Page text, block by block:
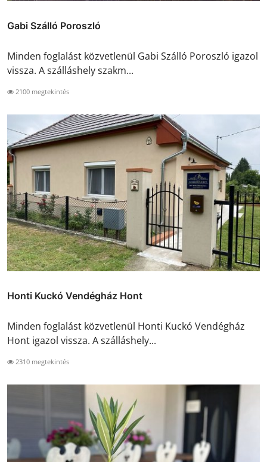
Gabi Szálló Poroszló
Minden foglalást közvetlenül Gabi Szálló Poroszló igazol
vissza. A szálláshely szakm...
2100 megtekintés
Honti Kuckó Vendégház Hont
Minden foglalást közvetlenül Honti Kuckó Vendégház
Hont igazol vissza. A szálláshely...
2310 megtekintés